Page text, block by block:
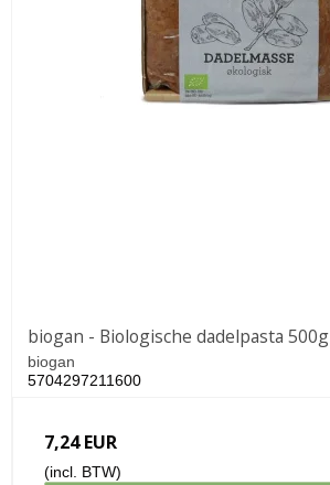
biogan - Biologische dadelpasta 500g
biogan
5704297211600
7,24 EUR
(incl. BTW)